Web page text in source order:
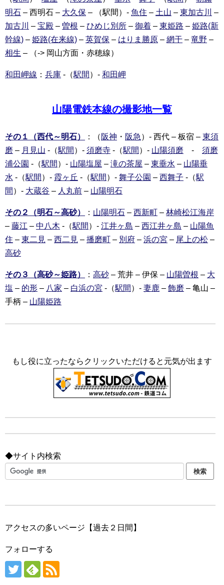
明石 – 西明石 – 大久保 – （駅間）- 魚住 – 土山 – 東加古川
–
加古川
– 宝殿 – 曽根 – ひめじ別所 – 御着 – 東姫路 – 姫路(新
幹線) – 姫路(在来線) – 英賀保 – はりま勝原 – 網干 – 竜野 –
相生 – （-> 岡山方面・赤穂線）
和田岬線 ： 兵庫 -（駅間 ）- 和田岬
山陽電鉄本線の撮影地一覧
その１（西代～明石） ：（ 阪神 ・ 阪急 ）- 西代 – 板宿 – 東須
磨 – 月見山 -（駅間 ）- 須磨寺 -（駅間 ）- 山陽須磨 - 須磨
浦公園 -（駅間 ）- 山陽塩屋 – 滝の茶屋 – 東垂水 – 山陽垂
水 -（駅間 ）- 霞ヶ丘 -（駅間 ）- 舞子公園 – 西舞子 -（駅
間 ）- 大蔵谷 – 人丸前 – 山陽明石
その２（明石～高砂） ： 山陽明石 – 西新町 – 林崎松江海岸
– 藤江 – 中八木 -（駅間 ）- 江井ヶ島 – 西江井ヶ島 – 山陽魚
住 – 東二見 – 西二見 – 播磨町 – 別府 – 浜の宮 – 尾上の松 –
高砂
その３（高砂～姫路） ： 高砂 – 荒井 – 伊保 – 山陽曽根 – 大
塩 – 的形 – 八家 – 白浜の宮 -（駅間 ）- 妻鹿 – 飾磨 – 亀山 –
手柄 – 山陽姫路
もし役に立ったならクリックいただけると元気が出ます
◆サイト内検索
アクセスの多いページ【過去２日間】
フォローする